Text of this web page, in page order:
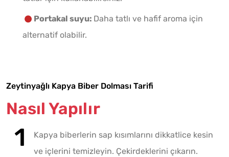
Portakal suyu: Daha tatlı ve hafif aroma için
alternatif olabilir.
Zeytinyağlı Kapya Biber Dolması Tarifi
Nasıl Yapılır
Kapya biberlerin sap kısımlarını dikkatlice kesin
ve içlerini temizleyin. Çekirdeklerini çıkarın.